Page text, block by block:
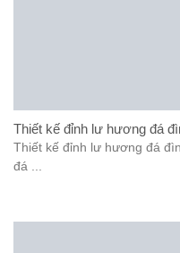
Thiết kế đỉnh lư hương đá
Thiết kế đỉnh lư hương đá
đá ...